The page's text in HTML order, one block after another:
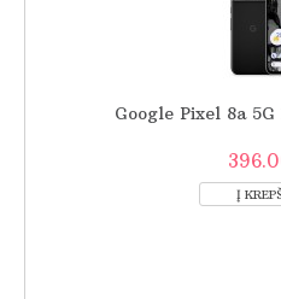
Google Pixel 8a 5G